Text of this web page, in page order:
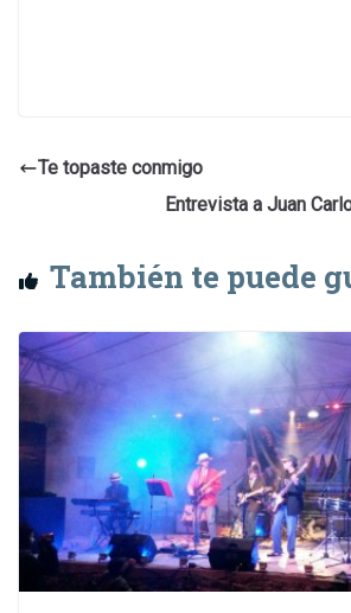
Te topaste conmigo
Entrevista a Juan
También te puede